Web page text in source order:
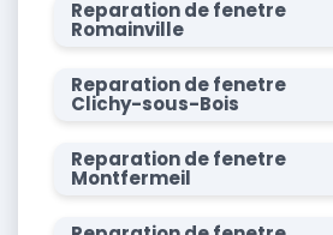
Reparation de fenetre
Romainville
Reparation de fenetre
Clichy-sous-Bois
Reparation de fenetre
Montfermeil